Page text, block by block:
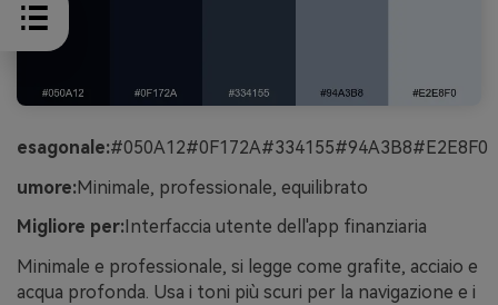
esagonale:#050A12#0F172A#334155#94A3B8#E2E8F0
umore:Minimale, professionale, equilibrato
Migliore per: Interfaccia utente dell'app finanziaria
Minimale e professionale, si legge come grafite, acciaio e
acqua profonda. Usa i toni più scuri per la navigazione e i